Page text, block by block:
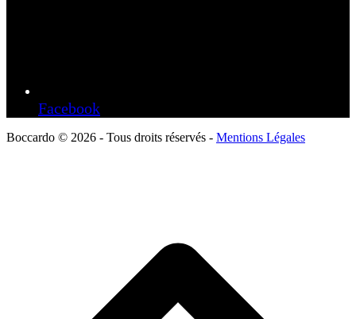
Facebook
Boccardo © 2026 - Tous droits réservés - Mentions Légales